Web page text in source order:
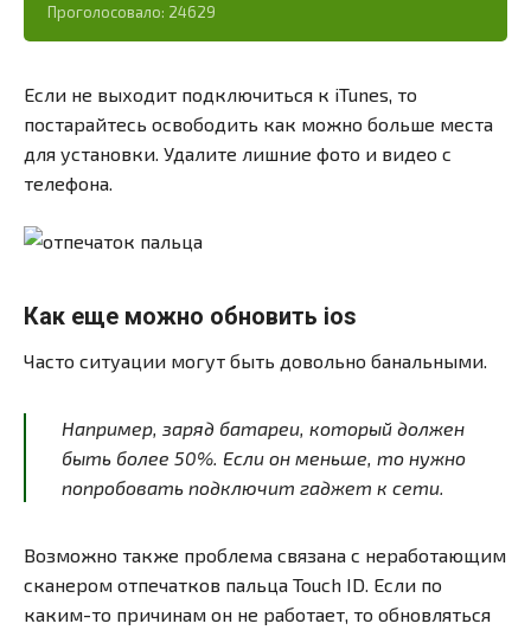
Проголосовало: 24629
Если не выходит подключиться к iTunes, то
постарайтесь освободить как можно больше места
для установки. Удалите лишние фото и видео с
телефона.
Как еще можно обновить ios
Часто ситуации могут быть довольно банальными.
Например, заряд батареи, который должен
быть более 50%. Если он меньше, то нужно
попробовать подключит гаджет к сети.
Возможно также проблема связана с неработающим
сканером отпечатков пальца Touch ID. Если по
каким-то причинам он не работает, то обновляться